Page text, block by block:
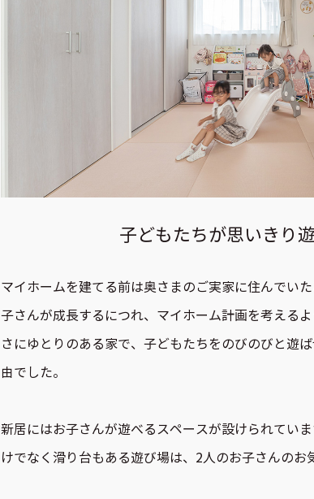
子どもたちが思いきり
マイホームを建てる前は奥さまのご実家に住んでい
子さんが成長するにつれ、マイホーム計画を考える
さにゆとりのある家で、子どもたちをのびのびと遊
由でした。
新居にはお子さんが遊べるスペースが設けられてい
けでなく滑り台もある遊び場は、2人のお子さんの